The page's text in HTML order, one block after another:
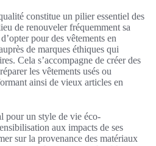
constitue un pilier essentiel des
de renouveler fréquemment sa
pour des vêtements en
de marques éthiques qui
Cela s’accompagne de créer des
les vêtements usés ou
ainsi de vieux articles en
pour un style de vie éco-
aux impacts de ses
sur la provenance des matériaux